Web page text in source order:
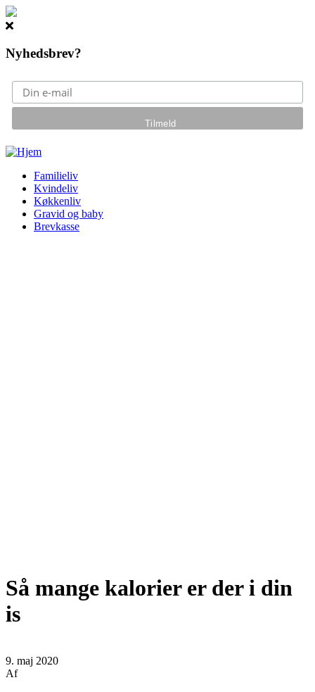
Nyhedsbrev?
Gå til hovedindhold
Familieliv
Kvindeliv
Køkkenliv
Gravid og baby
Brevkasse
Så mange kalorier er der i din
is
9. maj 2020
Af